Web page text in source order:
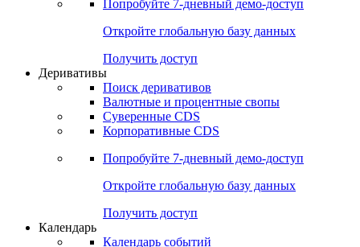
Попробуйте 7-дневный демо-доступ
Откройте глобальную базу данных
Получить доступ
Деривативы
Поиск деривативов
Валютные и процентные свопы
Суверенные CDS
Корпоративные CDS
Попробуйте 7-дневный демо-доступ
Откройте глобальную базу данных
Получить доступ
Календарь
Календарь событий